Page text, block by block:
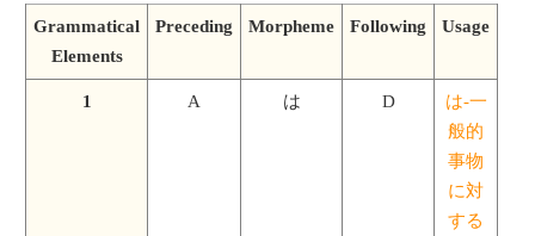
Grammatical
Elements
Preceding Morpheme Following Usage
1 A は D
は-一
般的
事物
に対
する